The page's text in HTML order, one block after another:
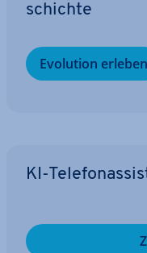
schich­te
Evolution erleben
KI-